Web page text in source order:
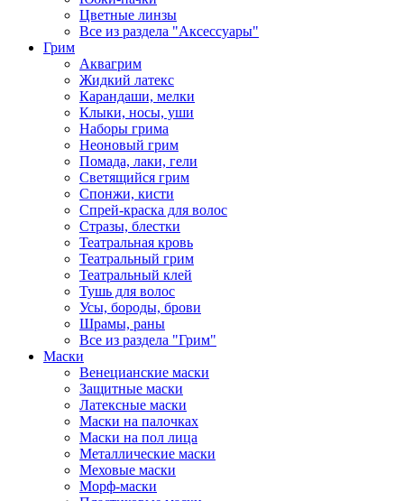
Цветные линзы
Все из раздела "Аксессуары"
Грим
Аквагрим
Жидкий латекс
Карандаши, мелки
Клыки, носы, уши
Наборы грима
Неоновый грим
Помада, лаки, гели
Светящийся грим
Спонжи, кисти
Спрей-краска для волос
Стразы, блестки
Театральная кровь
Театральный грим
Театральный клей
Тушь для волос
Усы, бороды, брови
Шрамы, раны
Все из раздела "Грим"
Маски
Венецианские маски
Защитные маски
Латексные маски
Маски на палочках
Маски на пол лица
Металлические маски
Меховые маски
Морф-маски